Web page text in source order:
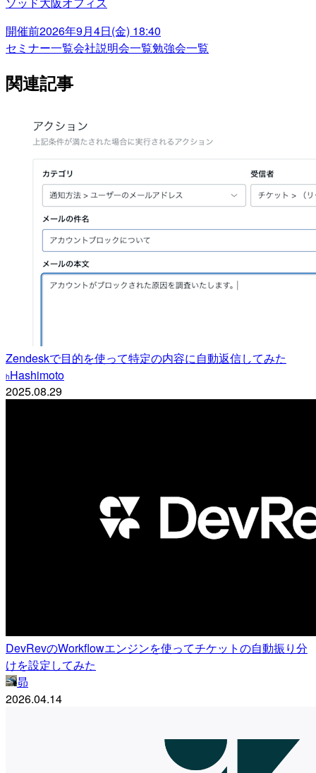
開催前2026年9月4日(金) 18:40
セミナー一覧会社説明会一覧勉強会一覧
関連記事
Zendeskで目的を使って特定の内容に自動返信してみた
hHashimoto
2025.08.29
DevRevのWorkflowエンジンを使ってチケットの自動振り分
けを設定してみた
昴
2026.04.14